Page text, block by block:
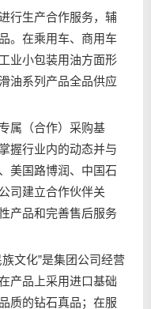
行生产合作服务，辅
。在乘用车、商用车
业小包装用油方面形
油系列产品全品供应
（合作）采购基
握行业内的动态并与
美国路博润、中国石
司建立合作伙伴关
产品和完善售后服务
文化”是集团公司经营
产品上采用进口基础
质的钻石真品；在服